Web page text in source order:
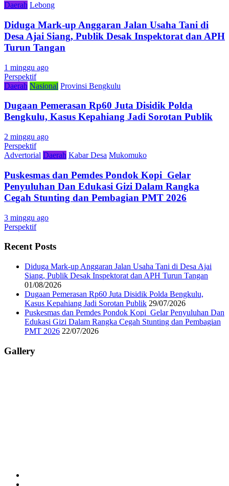
Daerah Lebong
Diduga Mark-up Anggaran Jalan Usaha Tani di
Desa Ajai Siang, Publik Desak Inspektorat dan APH
Turun Tangan
1 minggu ago
Perspektif
Daerah Nasional Provinsi Bengkulu
Dugaan Pemerasan Rp60 Juta Disidik Polda
Bengkulu, Kasus Kepahiang Jadi Sorotan Publik
2 minggu ago
Perspektif
Advertorial Daerah Kabar Desa Mukomuko
Puskesmas dan Pemdes Pondok Kopi Gelar
Penyuluhan Dan Edukasi Gizi Dalam Rangka
Cegah Stunting dan Pembagian PMT 2026
3 minggu ago
Perspektif
Recent Posts
Diduga Mark-up Anggaran Jalan Usaha Tani di Desa Ajai
Siang, Publik Desak Inspektorat dan APH Turun Tangan
01/08/2026
Dugaan Pemerasan Rp60 Juta Disidik Polda Bengkulu,
Kasus Kepahiang Jadi Sorotan Publik 29/07/2026
Puskesmas dan Pemdes Pondok Kopi Gelar Penyuluhan Dan
Edukasi Gizi Dalam Rangka Cegah Stunting dan Pembagian
PMT 2026 22/07/2026
Gallery